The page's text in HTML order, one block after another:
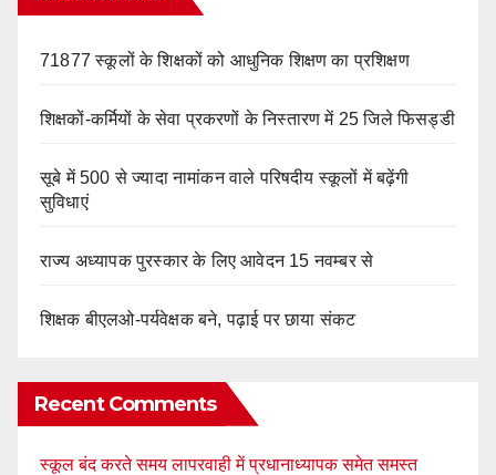
71877 स्कूलों के शिक्षकों को आधुनिक शिक्षण का प्रशिक्षण
शिक्षकों-कर्मियों के सेवा प्रकरणों के निस्तारण में 25 जिले फिसड्डी
सूबे में 500 से ज्यादा नामांकन वाले परिषदीय स्कूलों में बढ़ेंगी
सुविधाएं
राज्य अध्यापक पुरस्कार के लिए आवेदन 15 नवम्बर से
शिक्षक बीएलओ-पर्यवेक्षक बने, पढ़ाई पर छाया संकट
Recent Comments
स्कूल बंद करते समय लापरवाही में प्रधानाध्यापक समेत समस्त